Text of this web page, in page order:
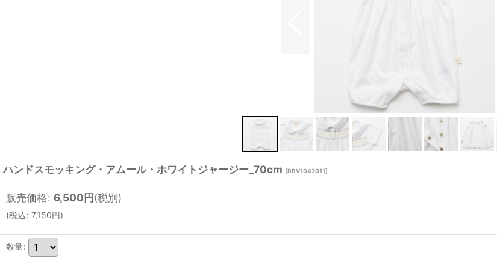
ハンドスモッキング・アムール・ホワイトジャージー_70cm [BBV1042011]
販売価格: 6,500円(税別)
(税込: 7,150円)
数量: